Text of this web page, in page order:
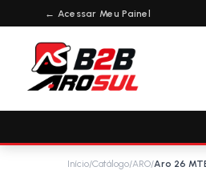
← Acessar Meu Painel
Início/Catálogo/ARO/Aro 26